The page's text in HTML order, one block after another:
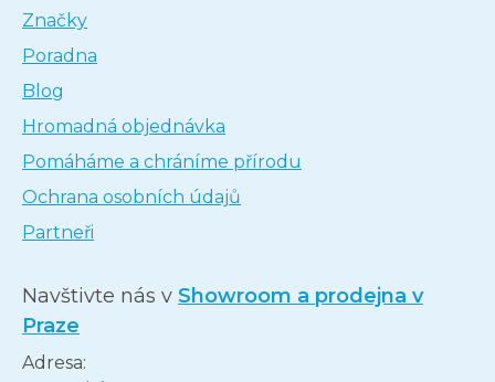
Značky
Poradna
Blog
Hromadná objednávka
Pomáháme a chráníme přírodu
Ochrana osobních údajů
Partneři
Navštivte nás v Showroom a prodejna v
Praze
Adresa: